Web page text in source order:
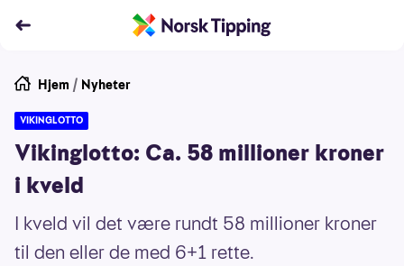
Hjem / Nyheter
VIKINGLOTTO
Vikinglotto: Ca. 58 millioner kroner
i kveld
I kveld vil det være rundt 58 millioner kroner
til den eller de med 6+1 rette.